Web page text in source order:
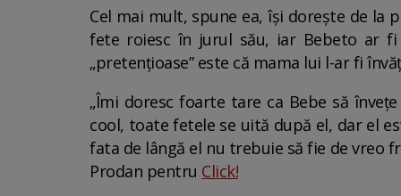
Cel mai mult, spune ea, își dorește de la
fete roiesc în jurul său, iar Bebeto ar
„pretențioase” este că mama lui l-ar fi
„Îmi doresc foarte tare ca Bebe să
cool, toate fetele se uită după el, dar el
fata de lângă el nu trebuie să fie de vreo
Prodan pentru Click!